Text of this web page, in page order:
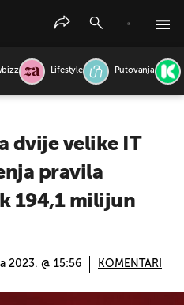
Lifestyle Putovanja
dvije velike IT
pravila
194,1 milijun
2023. @ 15:56 KOMENTARI